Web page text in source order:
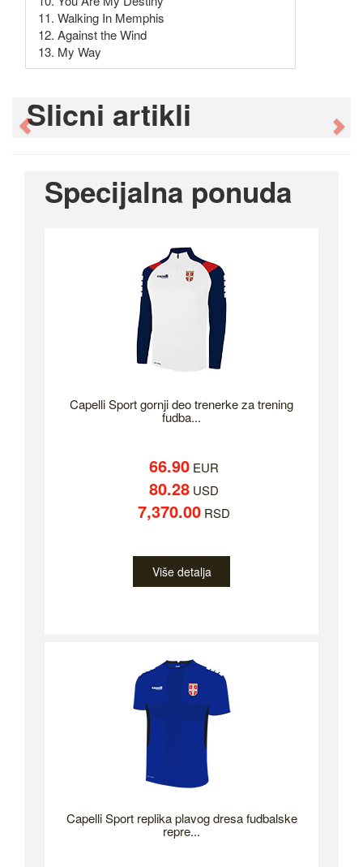
11. Walking In Memphis
12. Against the Wind
13. My Way
Slicni artikli
Previous
Specijalna ponuda
Capelli Sport gornji deo trenerke za trening
fudba...
66.90EUR
80.28USD
7,370.00RSD
Više detalja
Capelli Sport replika plavog dresa fudbalske
repre...